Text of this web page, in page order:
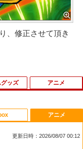
、修正させて頂き
】【NS2H】ゲーム
クカバー リラック
クマ[在庫品]
】【PS5】MotoGP
]
ッズ アニメ
片隅に ブックレッ
ンダイビジュアル [Bl
料無料】【最短翌日
アニメ
更新日時：2026/08/07 00:12